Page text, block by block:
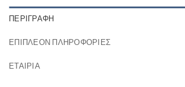
ΠΕΡΙΓΡΑΦΉ
ΕΠΙΠΛΈΟΝ ΠΛΗΡΟΦΟΡΊΕΣ
ΕΤΑΙΡΊΑ